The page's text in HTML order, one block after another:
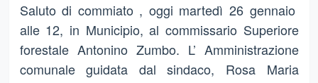
Saluto di commiato , oggi martedì 26 gennaio
alle 12, in Municipio, al commissario Superiore
forestale Antonino Zumbo. L’ Amministrazione
comunale guidata dal sindaco, Rosa Maria